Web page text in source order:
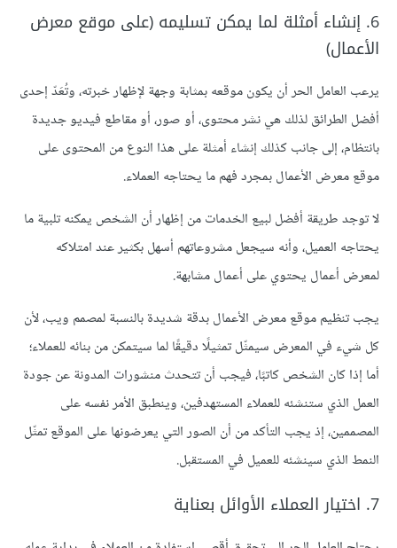
6. إنشاء أمثلة لما يمكن تسليمه (على موقع معرض
الأعمال)
يرعب العامل الحر أن يكون موقعه بمثابة وجهة لإظهار خبرته، وتُعَدّ إحدى
أفضل الطرائق لذلك هي نشر محتوى، أو صور، أو مقاطع فيديو جديدة
بانتظام، إلى جانب كذلك إنشاء أمثلة على هذا النوع من المحتوى على
موقع معرض الأعمال بمجرد فهم ما يحتاجه العملاء.
لا توجد طريقة أفضل لبيع الخدمات من إظهار أن الشخص يمكنه تلبية ما
يحتاجه العميل، وأنه سيجعل مشروعاتهم أسهل بكثير عند امتلاكه
لمعرض أعمال يحتوي على أعمال مشابهة.
يجب تنظيم موقع معرض الأعمال بدقة شديدة بالنسبة لمصمم ويب، لأن
كل شيء في المعرض سيمثّل تمثيلًا دقيقًا لما سيتمكن من بنائه للعملاء؛
أما إذا كان الشخص كاتبًا، فيجب أن تتحدث منشورات المدونة عن جودة
العمل الذي ستنشئه للعملاء المستهدفين، وينطبق الأمر نفسه على
المصممين، إذ يجب التأكد من أن الصور التي يعرضونها على الموقع تمثّل
النمط الذي سينشئه للعميل في المستقبل.
7. اختيار العملاء الأوائل بعناية